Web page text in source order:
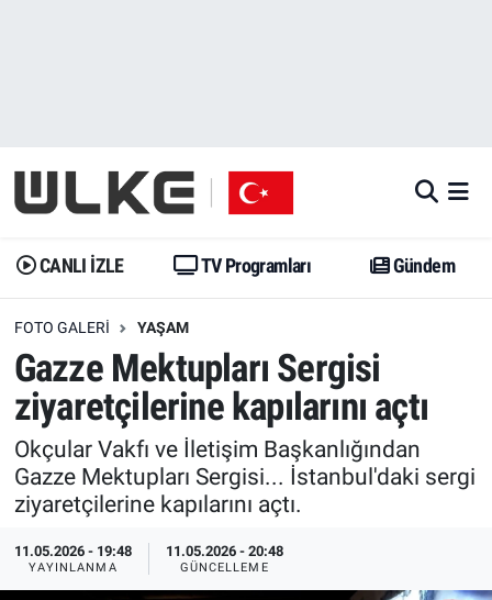
CANLI İZLE TV Programları Gündem
FOTO GALERI YAŞAM
Gazze Mektupları Sergisi
ziyaretçilerine kapılarını açtı
Okçular Vakfı ve İletişim Başkanlığından
Gazze Mektupları Sergisi... İstanbul'daki sergi
ziyaretçilerine kapılarını açtı.
11.05.2026 - 19:48
YAYINLANMA
11.05.2026 - 20:48
GÜNCELLEME
Gündem
Dünya
Erişim Bilgileri
Ekonomi
Trend
Yazarlar
Gündem
Trend
Erişim Bilgileri
Spor
Ekonomi
Medya
İstanbul Namaz Vakitleri
Trafik Durumu
Erişim Bilgileri
Tüm Manşetler
Son Dakika Haberleri